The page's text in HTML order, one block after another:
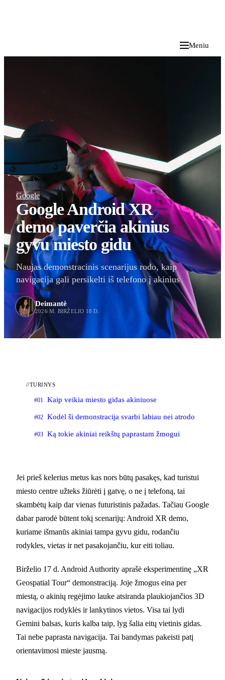
Meniu
Google
Google Android XR
demo paverčia akinius
gyvu miesto gidu
Naujas demonstracinis scenarijus rodo, kaip
navigacija gali persikelti iš telefono į akinius
Deimantė
2026 M. BIRŽELIO 18 D.
//TURINYS
#01 Kaip veikia miesto gidas akiniuose
#02 Kodėl ši demonstracija svarbi labiau nei atrodo
#03 Ką tokie akiniai reikštų paprastam žmogui
Jei prieš kelerius metus kas nors būtų pasakęs, kad turistui
miesto centre užteks žiūrėti į gatvę, o ne į telefoną, tai
skambėtų kaip dar vienas futuristinis pažadas. Tačiau Google
dabar parodė būtent tokį scenarijų: Android XR demo,
kuriame išmanūs akiniai tampa gyvu gidu, rodančiu
rodykles, vietas ir net pasakojančiu, kur eiti toliau.
Birželio 17 d. Android Authority aprašė eksperimentinę „XR
Geospatial Tour“ demonstraciją. Joje žmogus eina per
miestą, o akinių regėjimo lauke atsiranda plaukiojančios 3D
navigacijos rodyklės ir lankytinos vietos. Visa tai lydi
Gemini balsas, kuris kalba taip, lyg šalia eitų vietinis gidas.
Tai nebe paprasta navigacija. Tai bandymas pakeisti patį
orientavimosi mieste jausmą.